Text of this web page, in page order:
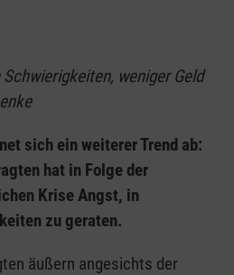
weniger Geld
sich ein weiterer Trend ab:
hat in Folge der
Krise Angst, in
zu geraten.
äußern angesichts der